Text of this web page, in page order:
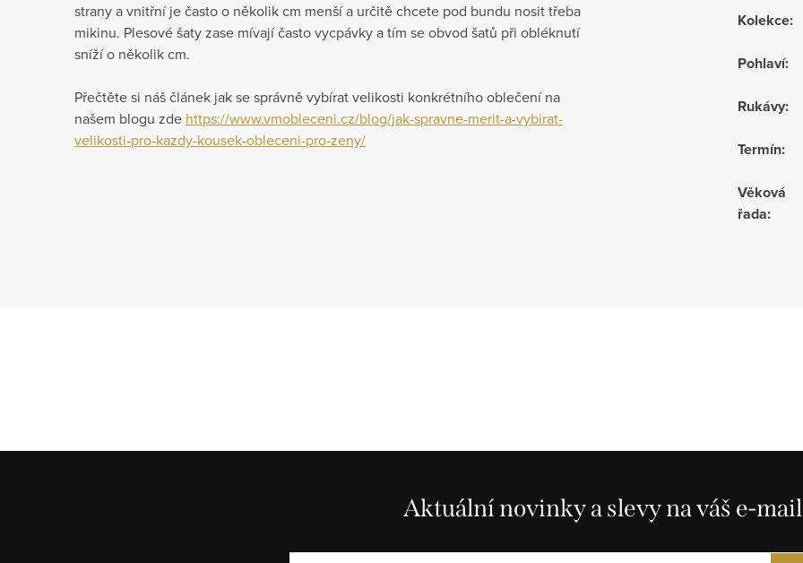
strany a vnitřní je často o několik cm menší a určitě chcete pod bundu nosit třeba
mikinu. Plesové šaty zase mívají často vycpávky a tím se obvod šatů při obléknutí
sníží o několik cm.
Přečtěte si náš článek jak se správně vybírat velikosti konkrétního oblečení na
našem blogu zde https://www.vmobleceni.cz/blog/jak-spravne-merit-a-vybirat-
velikosti-pro-kazdy-kousek-obleceni-pro-zeny/
Kolekce:
Pohlaví:
Rukávy:
Termín:
Věková
řada:
Aktuální novinky a slevy na váš e-mail